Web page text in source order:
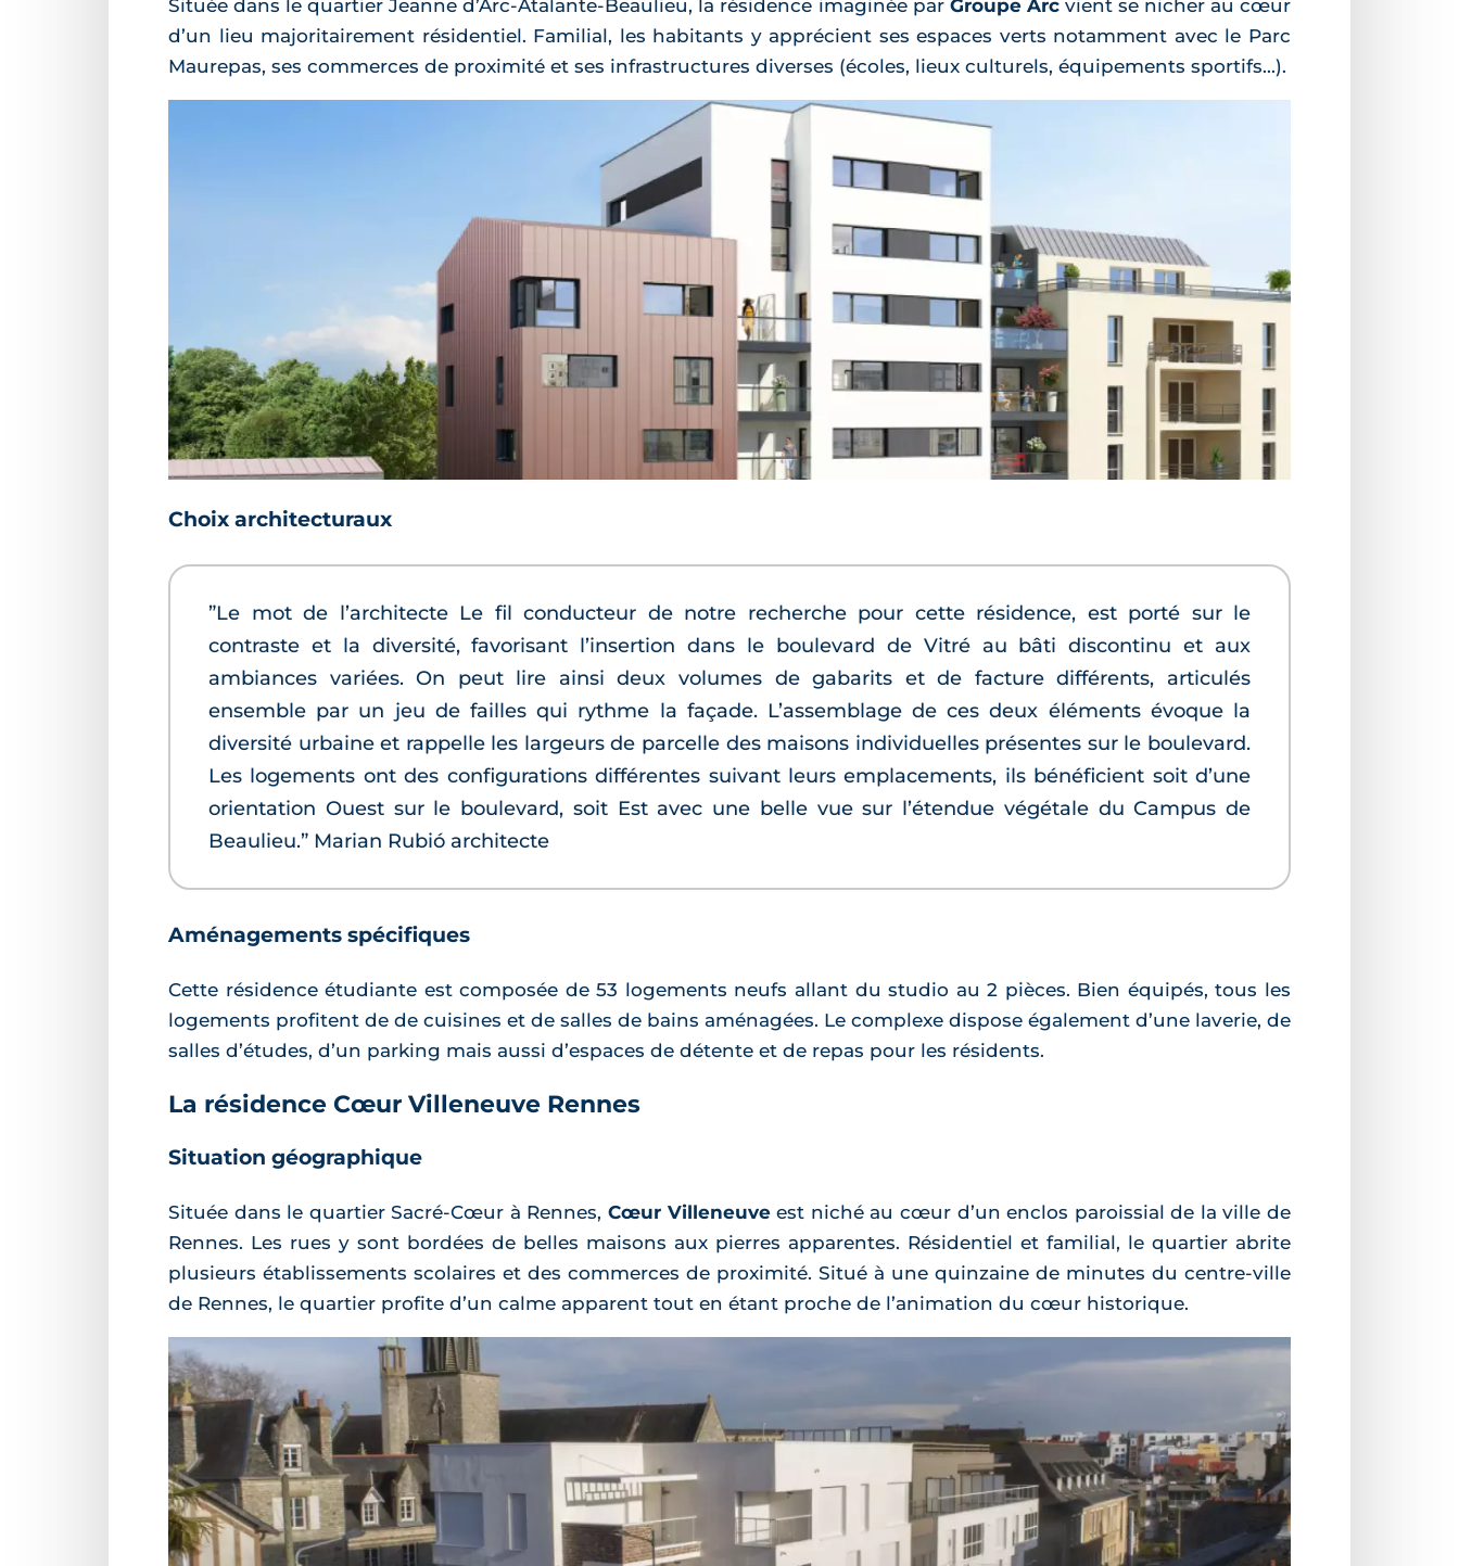
Située dans le quartier Jeanne d’Arc-Atalante-Beaulieu, la résidence imaginée par Groupe Arcvient se nicher au cœur
d’un lieu majoritairement résidentiel. Familial, les habitants y apprécient ses espaces verts notamment avec le Parc
Maurepas, ses commerces de proximité et ses infrastructures diverses (écoles, lieux culturels, équipements sportifs...).
Choix architecturaux
”Le mot de l’architecte Le fil conducteur de notre recherche pour cette résidence, est porté sur le
contraste et la diversité, favorisant l’insertion dans le boulevard de Vitré au bâti discontinu et aux
ambiances variées. On peut lire ainsi deux volumes de gabarits et de facture différents, articulés
ensemble par un jeu de failles qui rythme la façade. L’assemblage de ces deux éléments évoque la
diversité urbaine et rappelle les largeurs de parcelle des maisons individuelles présentes sur le boulevard.
Les logements ont des configurations différentes suivant leurs emplacements, ils bénéficient soit d’une
orientation Ouest sur le boulevard, soit Est avec une belle vue sur l’étendue végétale du Campus de
Beaulieu.” Marian Rubió architecte
Aménagements spécifiques
Cette résidence étudiante est composée de 53 logements neufs allant du studio au 2 pièces. Bien équipés, tous les
logements profitent de de cuisines et de salles de bains aménagées. Le complexe dispose également d’une laverie, de
salles d’études, d’un parking mais aussi d’espaces de détente et de repas pour les résidents.
La résidence Cœur Villeneuve Rennes
Situation géographique
Située dans le quartier Sacré-Cœur à Rennes,Cœur Villeneuveest niché au cœur d’un enclos paroissial de la ville de
Rennes. Les rues y sont bordées de belles maisons aux pierres apparentes. Résidentiel et familial, le quartier abrite
plusieurs établissements scolaires et des commerces de proximité. Situé à une quinzaine de minutes du centre-ville
de Rennes, le quartier profite d’un calme apparent tout en étant proche de l’animation du cœur historique.